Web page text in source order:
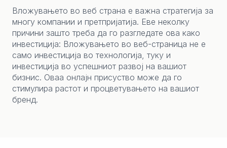
Вложувањето во веб странa е важна стратегија за
многу компании и претпријатија. Еве неколку
причини зашто треба да го разгледате ова како
инвестиција: Вложувањето во веб-страница не е
само инвестиција во технологија, туку и
инвестиција во успешниот развој на вашиот
бизнис. Оваа онлајн присуство може да го
стимулира растот и процветувањето на вашиот
бренд.